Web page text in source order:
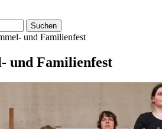
und Familienfest
und Familienfest